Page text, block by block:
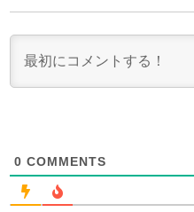
0 COMMENTS